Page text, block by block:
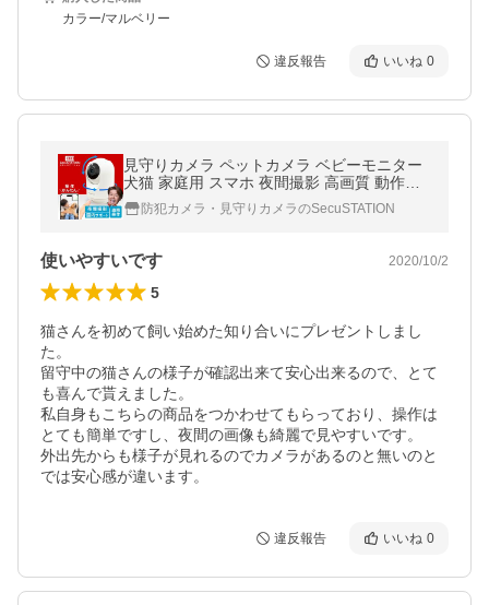
カラー/マルベリー
違反報告 いいね 0
見守りカメラ ペットカメラ ベビーモニター
犬猫 家庭用 スマホ 夜間撮影 高画質 動作検
知 屋内カメラ 遠隔操作 ワイヤレス カメまる
D DC53(B) 白
防犯カメラ・見守りカメラのSecuSTATION
使いやすいです 2020/10/2
5
猫さんを初めて飼い始めた知り合いにプレゼントしまし
た。
留守中の猫さんの様子が確認出来て安心出来るので、とて
も喜んで貰えました。
私自身もこちらの商品をつかわせてもらっており、操作は
とても簡単ですし、夜間の画像も綺麗で見やすいです。
外出先からも様子が見れるのでカメラがあるのと無いのと
では安心感が違います。
違反報告 いいね 0